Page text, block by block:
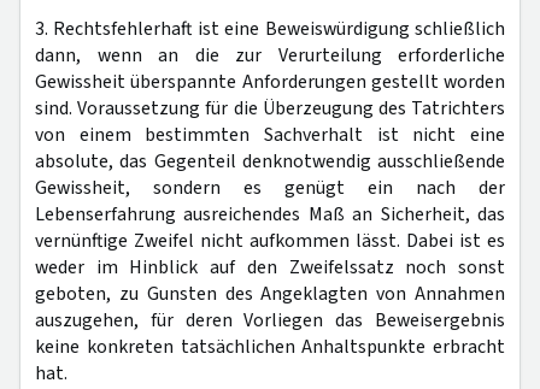
3. Rechtsfehlerhaft ist eine Beweiswürdigung schließlich
dann, wenn an die zur Verurteilung erforderliche
Gewissheit überspannte Anforderungen gestellt worden
sind. Voraussetzung für die Überzeugung des Tatrichters
von einem bestimmten Sachverhalt ist nicht eine
absolute, das Gegenteil denknotwendig ausschließende
Gewissheit, sondern es genügt ein nach der
Lebenserfahrung ausreichendes Maß an Sicherheit, das
vernünftige Zweifel nicht aufkommen lässt. Dabei ist es
weder im Hinblick auf den Zweifelssatz noch sonst
geboten, zu Gunsten des Angeklagten von Annahmen
auszugehen, für deren Vorliegen das Beweisergebnis
keine konkreten tatsächlichen Anhaltspunkte erbracht
hat.